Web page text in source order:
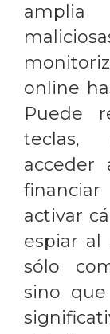
online
Puede
teclas,
acceder
activar
espiar al
sólo
sino